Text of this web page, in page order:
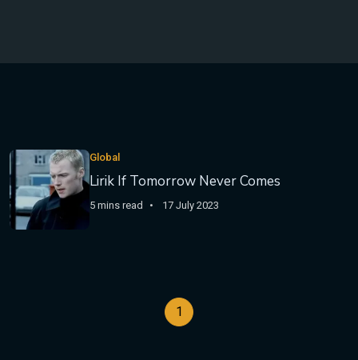
Global
Lirik If Tomorrow Never Comes
5 mins read 17 July 2023
1